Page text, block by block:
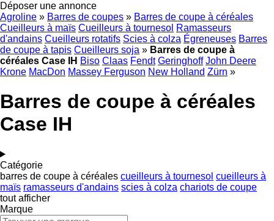
Déposer une annonce
Agroline » Barres de coupes » Barres de coupe à céréales
Cueilleurs à maïs Cueilleurs à tournesol Ramasseurs
d'andains Cueilleurs rotatifs Scies à colza Égreneuses Barres
de coupe à tapis Cueilleurs soja » Barres de coupe à
céréales Case IH Biso Claas Fendt Geringhoff John Deere
Krone MacDon Massey Ferguson New Holland Zürn »
Barres de coupe à céréales
Case IH
Catégorie
barres de coupe à céréales cueilleurs à tournesol cueilleurs à
maïs ramasseurs d'andains scies à colza chariots de coupe
tout afficher
Marque